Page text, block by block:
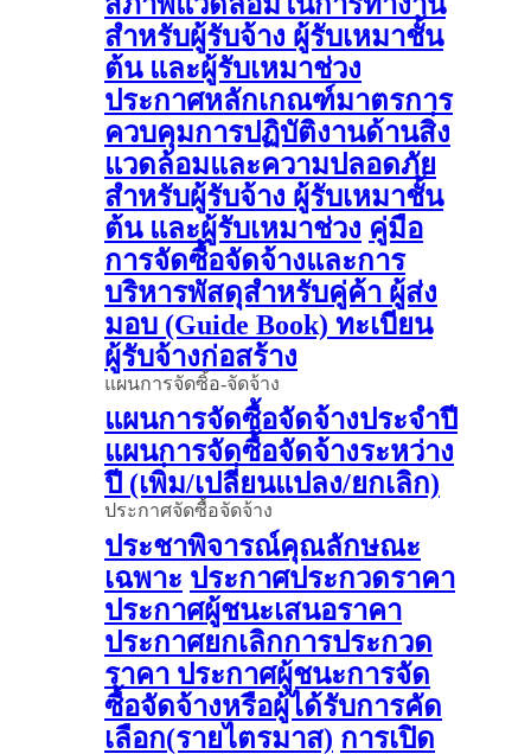
สำหรับผู้รับจ้าง ผู้รับเหมาชั้น
ต้น และผู้รับเหมาช่วง
ประกาศหลักเกณฑ์มาตรการ
ควบคุมการปฏิบัติงานด้านสิ่ง
แวดล้อมและความปลอดภัย
สำหรับผู้รับจ้าง ผู้รับเหมาชั้น
ต้น และผู้รับเหมาช่วง คู่มือ
การจัดซื้อจัดจ้างและการ
บริหารพัสดุสำหรับคู่ค้า ผู้ส่ง
มอบ (Guide Book) ทะเบียน
ผู้รับจ้างก่อสร้าง
แผนการจัดซิ้อ-จัดจ้าง
แผนการจัดซื้อจัดจ้างประจำปี
แผนการจัดซื้อจัดจ้างระหว่าง
ปี (เพิ่ม/เปลี่ยนแปลง/ยกเลิก)
ประกาศจัดซื้อจัดจ้าง
ประชาพิจารณ์คุณลักษณะ
เฉพาะ ประกาศประกวดราคา
ประกาศผู้ชนะเสนอราคา
ประกาศยกเลิกการประกวด
ราคา ประกาศผู้ชนะการจัด
ซื้อจัดจ้างหรือผู้ได้รับการคัด
เลือก(รายไตรมาส) การเปิด